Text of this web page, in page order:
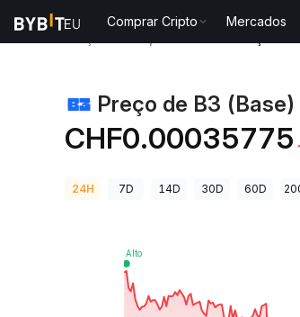
Comprar Cripto Mercados
Preço de B3 (Base)
CHF0.00035775
24H 7D 14D 30D 60D